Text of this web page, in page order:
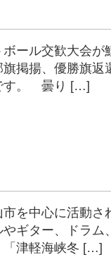
ール交歓大会が
掲揚、優勝旗返
す。 曇り […]
を中心に活動さ
ギター、ドラム
「津軽海峡冬 […]